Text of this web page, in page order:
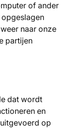
of ander
naar onze
partijen
dat wordt
en
op